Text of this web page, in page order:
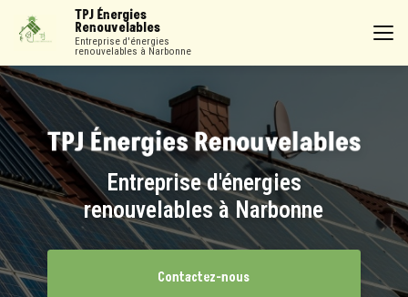
contenu
TPJ Énergies
Renouvelables
Entreprise d'énergies
renouvelables à Narbonne
Entreprise d'énergies
renouvelables à Narbonne
Contactez-nous